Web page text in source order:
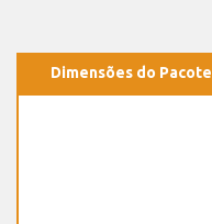
Dimensões do Pacote